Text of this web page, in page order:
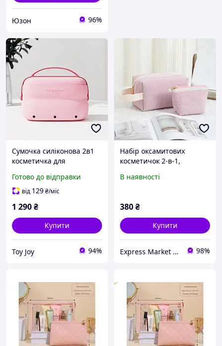
Юзон 96%
Сумочка силіконова 2в1
косметичка для
ванну кімнату і душ,
водонепроникна, рожева
Готово до відправки
від 129₴/міс
1 290₴
Купити
Toy Joy 94%
Набір оксамитових
косметичок 2-в-1,
(рожевий), міцний
В наявності
380₴
Купити
Express Market | Інтернет Магазин | ex-market.com.ua 98%